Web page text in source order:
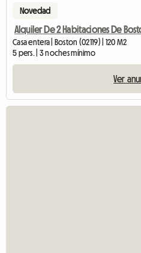
Novedad
Alquiler De 2 Habitaciones De
Casa entera | Boston (02119) | 120 M2
5 pers. | 3 noches mínimo
Ver